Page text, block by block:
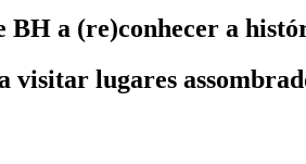
BH a (re)conhecer a
lugares